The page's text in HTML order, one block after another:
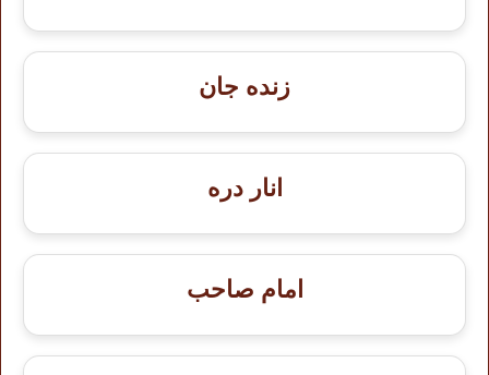
زنده جان
انار دره
امام صاحب